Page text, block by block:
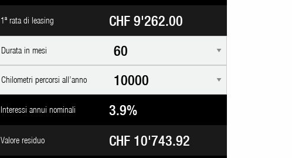
1ª rata di leasing CHF 9'262.00
Durata in mesi
Chilometri percorsi all’anno
Interessi annui nominali 3.9%
Valore residuo CHF 10'743.92